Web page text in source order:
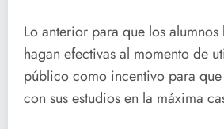
Lo anterior para que los
hagan efectivas al momento de
público como incentivo para
con sus estudios en la máxima